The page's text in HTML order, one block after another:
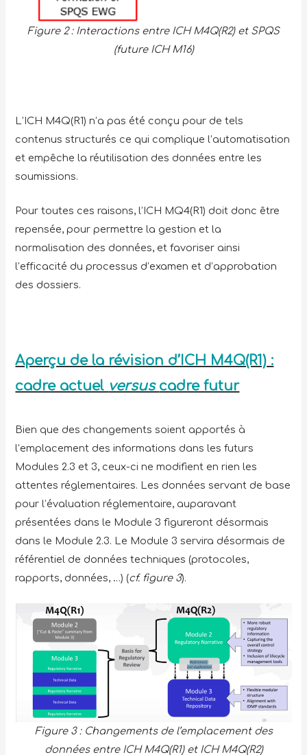
Figure 2 : Interactions entre ICH M4Q(R2) et SPQS
(future ICH M16)
L’ICH M4Q(R1) n’a pas été conçu pour de tels
contenus structurés ce qui complique l’automatisation
et empêche la réutilisation des données entre les
soumissions.
Pour toutes ces raisons, l’ICH MQ4(R1) doit donc être
repensée, pour permettre la gestion et la
normalisation des données, et favoriser ainsi
l’efficacité du processus d’examen et d’approbation
des dossiers.
Aperçu de la révision d’ICH M4Q(R1) :
cadre actuel versus cadre futur
Bien que des changements soient apportés à
l’emplacement des informations dans les futurs
Modules 2.3 et 3, ceux-ci ne modifient en rien les
attentes réglementaires. Les données servant de base
pour l’évaluation réglementaire, auparavant
présentées dans le Module 3 figureront désormais
dans le Module 2.3. Le Module 3 servira désormais de
référentiel de données techniques (protocoles,
rapports, données, …) (cf. figure 3).
Figure 3 : Changements de l’emplacement des
données entre ICH M4Q(R1) et ICH M4Q(R2)